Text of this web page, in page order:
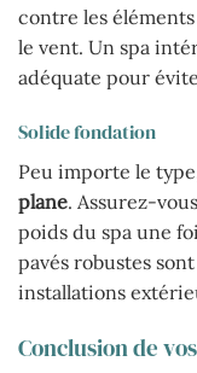
contre les
le vent. Un spa
adéquate pour
Solide fondation
Peu importe le
plane. Assurez-
poids du spa une
pavés robustes
installations
Conclusion de